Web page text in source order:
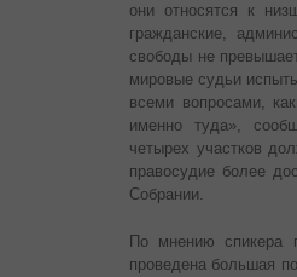
они относятся к
гражданские,
свободы не
мировые судьи
всеми вопросами,
именно туда»,
четырех участков
правосудие более
Собрании.
По мнению спикера
проведена большая